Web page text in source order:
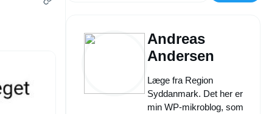
Andreas
Andersen
Læge fra Region
Syddanmark. Det her er
min WP-mikroblog, som